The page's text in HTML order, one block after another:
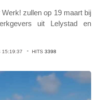
zullen op 19 maart bij
uit Lelystad en
15:19:37 HITS 3398